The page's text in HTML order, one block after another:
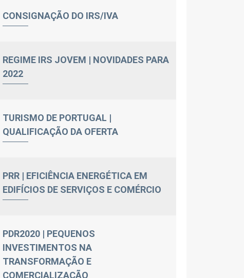
CONSIGNAÇÃO DO IRS/IVA
REGIME IRS JOVEM | NOVIDADES PARA
2022
TURISMO DE PORTUGAL |
QUALIFICAÇÃO DA OFERTA
PRR | EFICIÊNCIA ENERGÉTICA EM
EDIFÍCIOS DE SERVIÇOS E COMÉRCIO
PDR2020 | PEQUENOS
INVESTIMENTOS NA
TRANSFORMAÇÃO E
COMERCIALIZAÇÃO